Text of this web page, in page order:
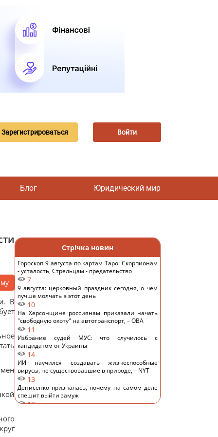
Зарегистрироваться Войти
Блог Юридический мир
В
Стрічка новин
Гороскоп 9 августа по картам Таро: Скорпионам
- усталость, Стрельцам - предательство
7
9 августа: церковный праздник сегодня, о чем
лучше молчать в этот день
10
На Херсонщине россиянам приказали начать
"свободную охоту" на автотранспорт, – ОВА
11
Избрание судей МУС: что случилось с
кандидатом от Украины
14
ИИ научился создавать жизнеспособные
вирусы, не существовавшие в природе, – NYT
13
Денисенко призналась, почему на самом деле
спешит выйти замуж
12